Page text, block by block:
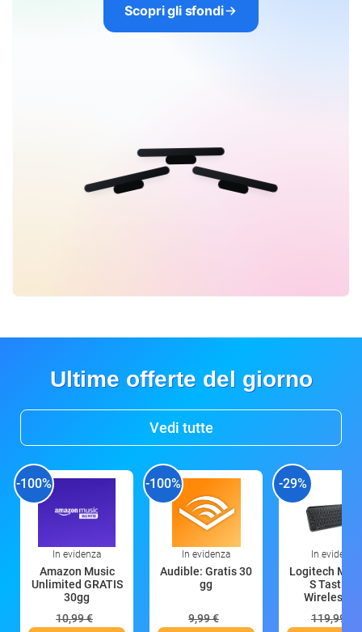
Scopri gli sfondi
Ultime offerte del giorno
Vedi tutte
-100%
In evidenza
Amazon Music
Unlimited GRATIS
30gg
10,99 €
-100%
In evidenza
Audible: Gratis 30
gg
9,99 €
-29%
In evidenza
Logitech MX
S Tastiera
Wireless
119,99 €